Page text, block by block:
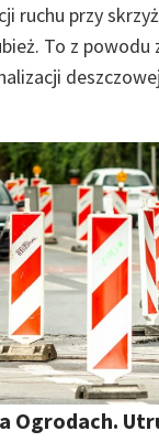
ruchu przy
To z
Ogrodach.